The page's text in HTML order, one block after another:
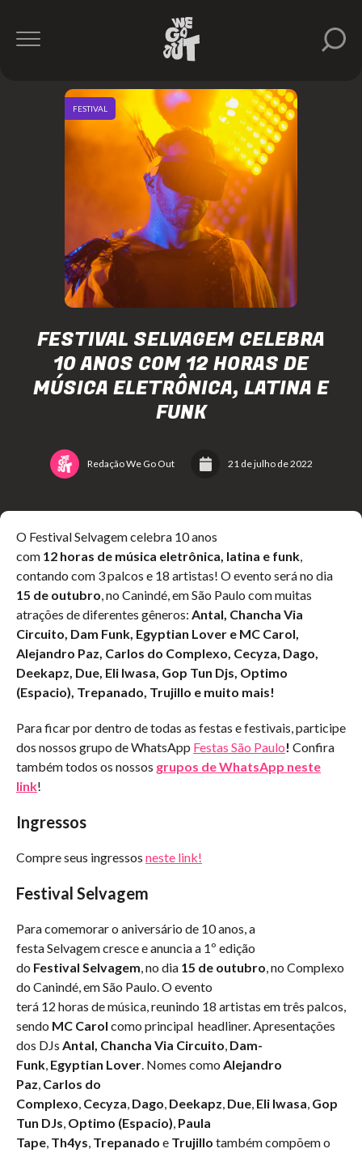
FESTIVAL SELVAGEM CELEBRA
10 ANOS COM 12 HORAS DE
MÚSICA ELETRÔNICA, LATINA E
FUNK
Redação We Go Out 21 de julho de 2022
FESTIVAL
O Festival Selvagem celebra 10 anos
com 12 horas de música eletrônica, latina e funk,
contando com 3 palcos e 18 artistas! O evento será no dia
15 de outubro, no Canindé, em São Paulo com muitas
atrações de diferentes gêneros: Antal, Chancha Via
Circuito, Dam Funk, Egyptian Lover e MC Carol,
Alejandro Paz, Carlos do Complexo, Cecyza, Dago,
Deekapz, Due, Eli Iwasa, Gop Tun Djs, Optimo
(Espacio), Trepanado, Trujillo e muito mais!
Para ficar por dentro de todas as festas e festivais, participe
dos nossos grupo de WhatsApp Festas São Paulo! Confira
também todos os nossos grupos de WhatsApp neste
link!
Ingressos
Compre seus ingressos neste link!
Festival Selvagem
Para comemorar o aniversário de 10 anos, a
festa Selvagem cresce e anuncia a 1º edição
do Festival Selvagem, no dia 15 de outubro, no Complexo
do Canindé, em São Paulo. O evento
terá 12 horas de música, reunindo 18 artistas em três palcos,
sendo MC Carol como principal headliner. Apresentações
dos DJs Antal, Chancha Via Circuito, Dam-
Funk, Egyptian Lover. Nomes como Alejandro
Paz, Carlos do
Complexo, Cecyza, Dago, Deekapz, Due, Eli Iwasa, Gop
Tun DJs, Optimo (Espacio), Paula
Tape, Th4ys, Trepanado e Trujillo também compõem o